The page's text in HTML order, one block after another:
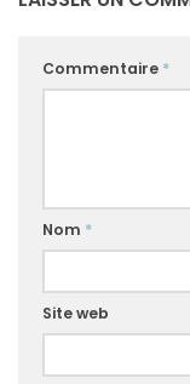
Commentaire *
Nom *
Site web